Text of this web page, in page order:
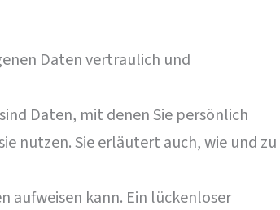
Daten vertraulich und
Daten, mit denen Sie persönlich
nutzen. Sie erläutert auch, wie und zu
aufweisen kann. Ein lückenloser